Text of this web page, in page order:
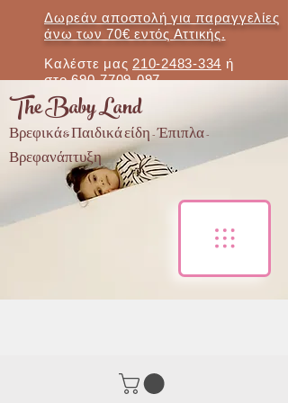
Δωρεάν αποστολή για παραγγελίες
άνω των 70€ εντός Αττικής.
Καλέστε μας 210-2483-334 ή
στο690-7709-097
The Baby Land
Βρεφικά & Παιδικά είδη - Έπιπλα -
Βρεφανάπτυξη